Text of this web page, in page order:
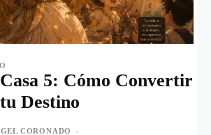
5: Cómo Convertir
Destino
CORONADO -